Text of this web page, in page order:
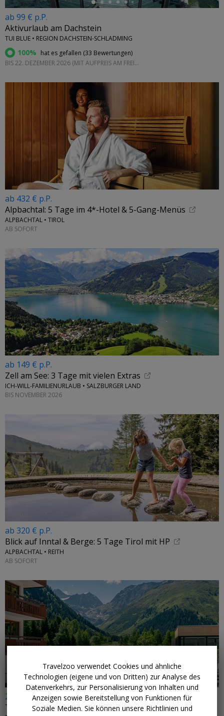
ab 99 € p.P.
Aktivurlaub am Dachstein
TUI BLUE • REGION DACHSTEIN-SCHLADMING
100% hat es gefallen (33 Bewertungen)
BIS 22. DEZEMBER 2026 (MIT AUFPREIS AM FREITAG UND SAMSTAG)
ab 432 € p.P.
Alpbachtal: 5 Tage im 4*-Hotel & 5-Gang-Menüs
ALPBACHTAL • TIROL
AB SOFORT
ab 149 € p.P.
Zell am See: 3 Tage mit vielen Extras
ICH-WILL-FAMILIENURLAUB • SALZBURGER LAND
BIS NOVEMBER 2026
ab 320 € p.P.
Blick auf Inntal & Berge: 5 Tage Tirol mit HP
ALPBACHTAL • REITH
AB SOFORT
←
239 € p.P.
Tirol: Hotel mit 3/4-Pension & Infinitypool
Travelzoo verwendet Cookies und ähnliche
Technologien (eigene und von Dritten) zur Analyse des
Datenverkehrs, zur Personalisierung von Inhalten und
Anzeigen sowie Bereitstellung von Funktionen für
Soziale Medien. Sie können unsere Richtlinien und